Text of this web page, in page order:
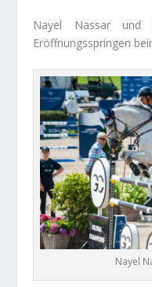
Nayel Nassar
Eröffnungsspringen
Nayel